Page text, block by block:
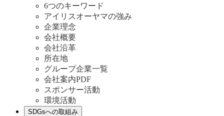
6つのキーワード
アイリスオーヤマの強み
企業理念
会社概要
会社沿革
所在地
グループ企業一覧
会社案内PDF
スポンサー活動
環境活動
SDGsへの取組み